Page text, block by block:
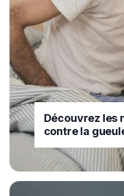
Découvrez les
contre la